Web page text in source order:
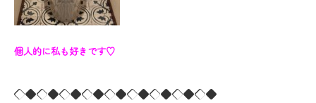
個人的に私も好きです♡
◇◆◇◆◇◆◇◆◇◆◇◆◇◆◇◆◇◆